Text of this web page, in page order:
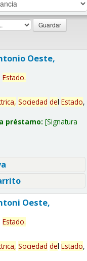
Oeste,
Estado.
Sociedad del Estado,
préstamo: Signatura
Oeste,
Estado.
Sociedad del Estado,